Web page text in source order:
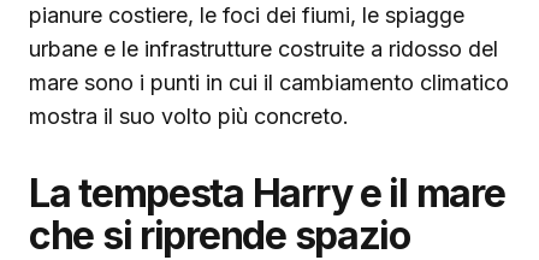
pianure costiere, le foci dei fiumi, le spiagge
urbane e le infrastrutture costruite a ridosso del
mare sono i punti in cui il cambiamento climatico
mostra il suo volto più concreto.
La tempesta Harry e il mare
che si riprende spazio